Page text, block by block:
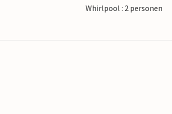
Whirlpool : 2 personen